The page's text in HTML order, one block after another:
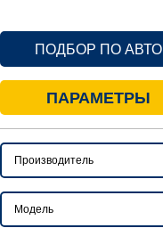
ПОДБОР ПО АВТО
ПАРАМЕТРЫ